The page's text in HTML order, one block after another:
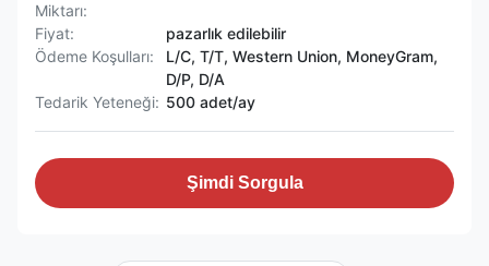
Miktarı:
Fiyat:
pazarlık edilebilir
Ödeme Koşulları:
L/C, T/T, Western Union, MoneyGram,
D/P, D/A
Tedarik Yeteneği: 500 adet/ay
Şimdi Sorgula